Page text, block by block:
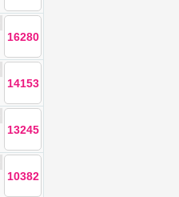
16280
14153
13245
10382